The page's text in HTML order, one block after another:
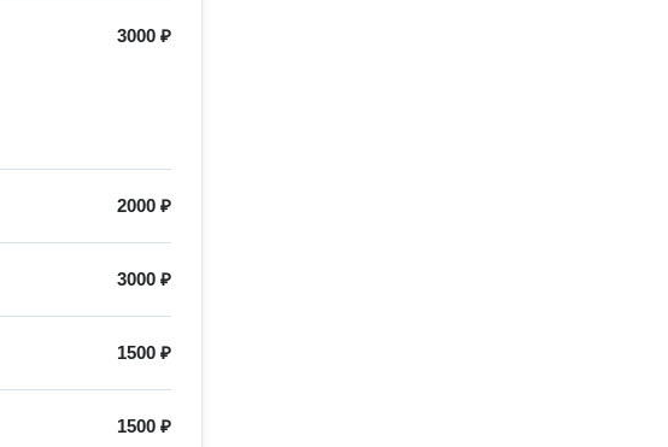
3000 ₽
2000 ₽
3000 ₽
1500 ₽
1500 ₽